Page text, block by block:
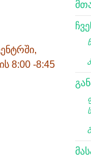
8:00 -8:45